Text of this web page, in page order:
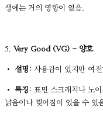
생에는 거의 영향이 없음.
5. Very Good (VG) - 양호
• 설명: 사용감이 있지만 여전
• 특징: 표면 스크래치나 노
낡음이나 찢어짐이 있을 수 있